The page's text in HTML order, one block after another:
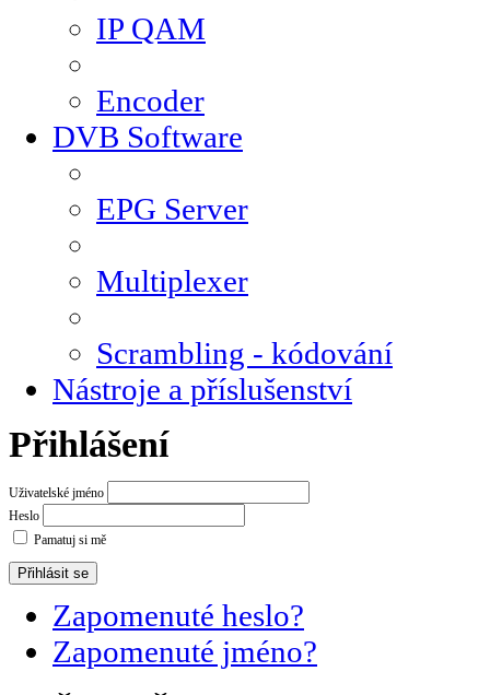
IP QAM
Encoder
DVB Software
EPG Server
Multiplexer
Scrambling - kódování
Nástroje a příslušenství
Přihlášení
Uživatelské jméno
Heslo
Pamatuj si mě
Zapomenuté heslo?
Zapomenuté jméno?